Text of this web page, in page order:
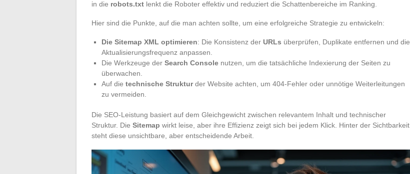
in die robots.txt lenkt die Roboter effektiv und reduziert die Schattenbereiche im Ranking.
Hier sind die Punkte, auf die man achten sollte, um eine erfolgreiche Strategie zu entwickeln:
Die Sitemap XML optimieren: Die Konsistenz der URLs überprüfen, Duplikate entfernen und die
Aktualisierungsfrequenz anpassen.
Die Werkzeuge der Search Console nutzen, um die tatsächliche Indexierung der Seiten zu
überwachen.
Auf die technische Strukturder Website achten, um 404-Fehler oder unnötige Weiterleitungen
zu vermeiden.
Die SEO-Leistung basiert auf dem Gleichgewicht zwischen relevantem Inhalt und technischer
Struktur. Die Sitemap wirkt leise, aber ihre Effizienz zeigt sich bei jedem Klick. Hinter der Sichtbarkeit
steht diese unsichtbare, aber entscheidende Arbeit.